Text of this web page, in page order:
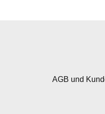
AGB und